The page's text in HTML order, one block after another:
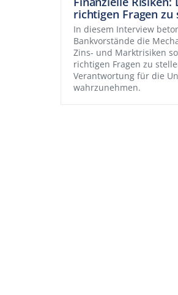
richtigen Fragen zu
In diesem Interview
Bankvorstände die
Zins- und Marktrisiken
richtigen Fragen zu
Verantwortung für die
wahrzunehmen.